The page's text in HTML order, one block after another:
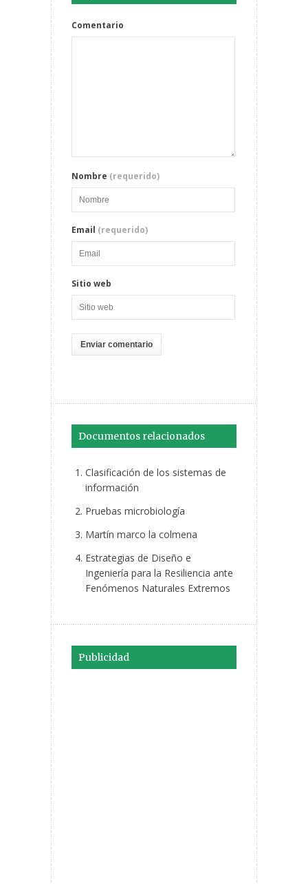
Comentario
Nombre (requerido)
Email (requerido)
Sitio web
Documentos relacionados
Clasificación de los sistemas de
información
Pruebas microbiología
Martín marco la colmena
Estrategias de Diseño e
Ingeniería para la Resiliencia ante
Fenómenos Naturales Extremos
Publicidad